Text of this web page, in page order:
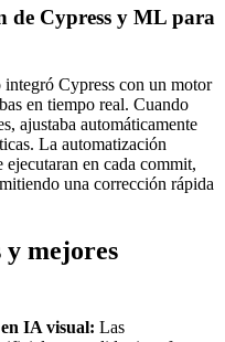
de Cypress y ML para
Cypress con un motor
en tiempo real. Cuando
ajustaba automáticamente
La automatización
en cada commit,
una corrección rápida
y mejores
IA visual: Las